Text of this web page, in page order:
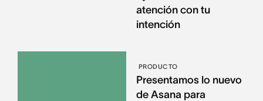
atención con tu
intención
PRODUCTO
Presentamos lo nuevo
de Asana para